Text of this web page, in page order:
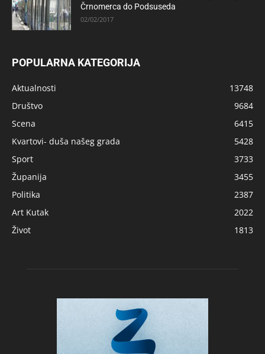
Črnomerca do Podsuseda
02/02/2017
POPULARNA KATEGORIJA
Aktualnosti
13748
Društvo
9684
Scena
6415
Kvartovi- duša našeg grada
5428
Sport
3733
Županija
3455
Politika
2387
Art Kutak
2022
Život
1813